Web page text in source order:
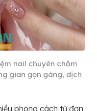
nail chuyên chăm
gian gọn gàng, dịch
phong cách từ đơn